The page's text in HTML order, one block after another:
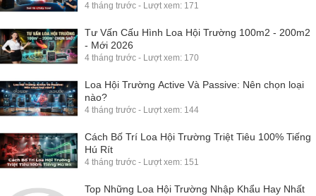
4 tháng trước - Lượt xem: 171
Tư Vấn Cấu Hình Loa Hội Trường 100m2 - 200m2
- Mới 2026
4 tháng trước - Lượt xem: 170
Loa Hội Trường Active Và Passive: Nên chọn loại
nào?
4 tháng trước - Lượt xem: 144
Cách Bố Trí Loa Hội Trường Triệt Tiêu 100% Tiếng
Hú Rít
4 tháng trước - Lượt xem: 151
Top Những Loa Hội Trường Nhập Khẩu Hay Nhất